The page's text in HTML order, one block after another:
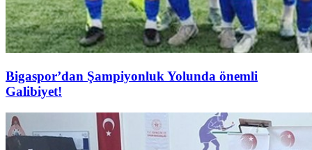
Bigaspor’dan Şampiyonluk Yolunda önemli
Galibiyet!